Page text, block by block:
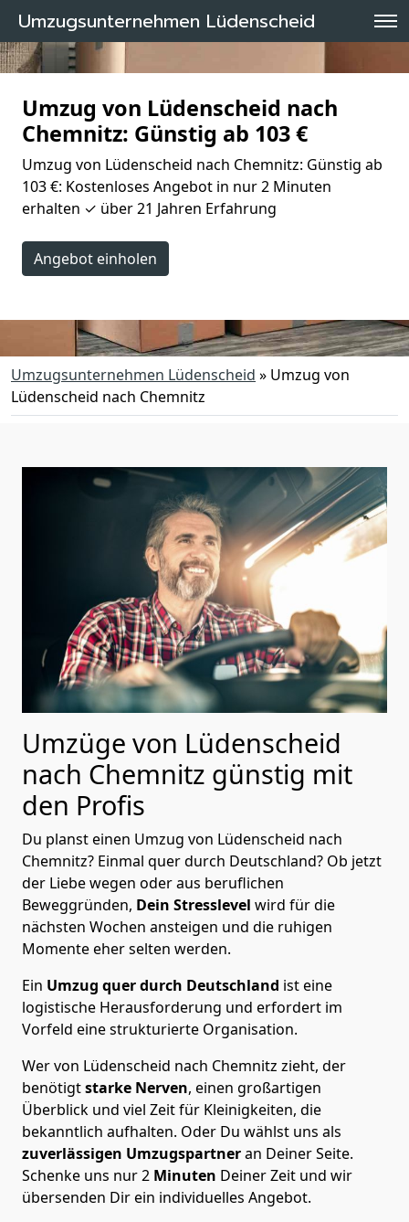
Umzugsunternehmen Lüdenscheid
Umzug von Lüdenscheid nach
Chemnitz: Günstig ab 103 €
Umzug von Lüdenscheid nach Chemnitz: Günstig ab
103 €: Kostenloses Angebot in nur 2 Minuten
erhalten ✓ über 21 Jahren Erfahrung
Angebot einholen
Umzugsunternehmen Lüdenscheid » Umzug von
Lüdenscheid nach Chemnitz
Umzüge von Lüdenscheid
nach Chemnitz günstig mit
den Profis
Du planst einen Umzug von Lüdenscheid nach
Chemnitz? Einmal quer durch Deutschland? Ob jetzt
der Liebe wegen oder aus beruflichen
Beweggründen, Dein Stresslevel wird für die
nächsten Wochen ansteigen und die ruhigen
Momente eher selten werden.
Ein Umzug quer durch Deutschland ist eine
logistische Herausforderung und erfordert im
Vorfeld eine strukturierte Organisation.
Wer von Lüdenscheid nach Chemnitz zieht, der
benötigtstarke Nerven, einen großartigen
Überblick und viel Zeit für Kleinigkeiten, die
bekanntlich aufhalten. Oder Du wählst uns als
zuverlässigen Umzugspartneran Deiner Seite.
Schenke uns nur2 Minuten Deiner Zeit und wir
übersenden Dir ein individuelles Angebot.